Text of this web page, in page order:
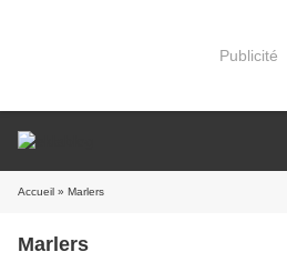
Publicité
Accueil » Marlers
Marlers